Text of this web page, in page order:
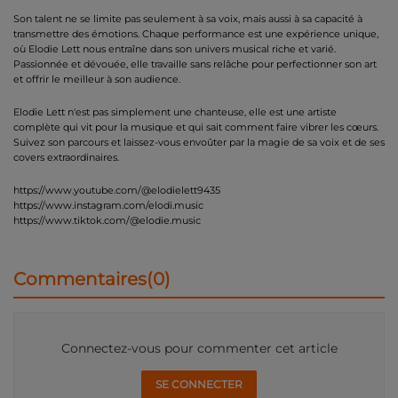
Son talent ne se limite pas seulement à sa voix, mais aussi à sa capacité à
transmettre des émotions. Chaque performance est une expérience unique,
où Elodie Lett nous entraîne dans son univers musical riche et varié.
Passionnée et dévouée, elle travaille sans relâche pour perfectionner son art
et offrir le meilleur à son audience.
Elodie Lett n'est pas simplement une chanteuse, elle est une artiste
complète qui vit pour la musique et qui sait comment faire vibrer les cœurs.
Suivez son parcours et laissez-vous envoûter par la magie de sa voix et de ses
covers extraordinaires.
https://www.youtube.com/@elodielett9435
https://www.instagram.com/elodi.music
https://www.tiktok.com/@elodie.music
Commentaires(0)
Connectez-vous pour commenter cet article
SE CONNECTER